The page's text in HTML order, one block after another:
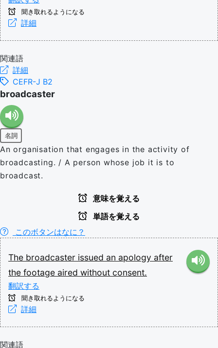
聞き取れるようになる
詳細
関連語
詳細
CEFR-J B2
broadcaster
名詞
An organisation that engages in the activity of
broadcasting. / A person whose job it is to
broadcast.
意味を覚える
単語を覚える
このボタンはなに？
The broadcaster issued an apology after
the footage aired without consent.
翻訳する
聞き取れるようになる
詳細
関連語